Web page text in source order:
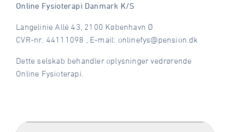
Online Fysioterapi Danmark K/S
Langelinie Allé 43, 2100 København Ø
CVR-nr. 44111098 , E-mail: onlinefys@pension.dk
Dette selskab behandler oplysninger vedrørende
Online Fysioterapi.